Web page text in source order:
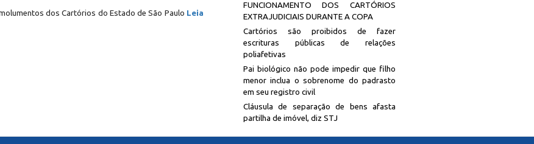
dos Cartórios do Estado de São Paulo Leia
FUNCIONAMENTO DOS CARTÓRIOS
EXTRAJUDICIAIS DURANTE A COPA
Cartórios são proibidos de fazer
escrituras públicas de relações
poliafetivas
Pai biológico não pode impedir que filho
menor inclua o sobrenome do padrasto
em seu registro civil
Cláusula de separação de bens afasta
partilha de imóvel, diz STJ